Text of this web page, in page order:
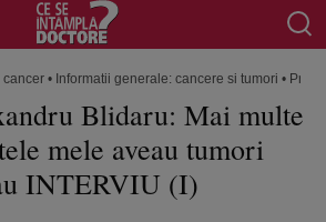
cancer • Informatii generale: cancere si tumori • Prof.
Blidaru: Mai multe
mele aveau tumori
INTERVIU (I)